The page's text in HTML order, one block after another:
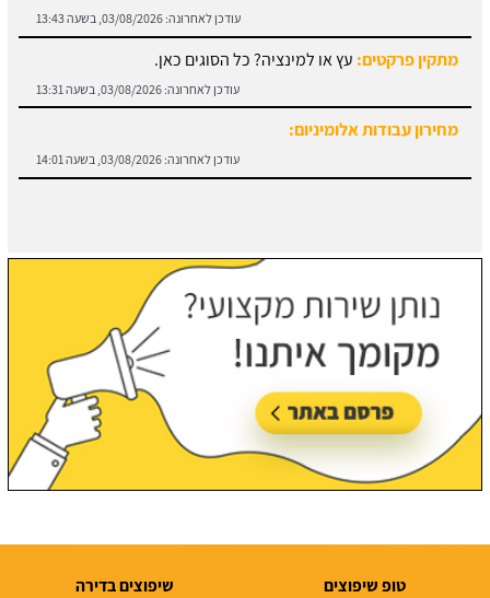
עץ או למינציה? כל הסוגים כאן.
מחירון עבודות אלומיניום:
טופ שיפוצים שיפוצים בדירה